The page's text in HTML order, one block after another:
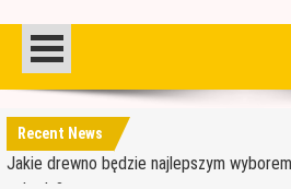
Recent News
Materiały budowlane potrzebne do
garażu
Czym jest papa i jak ją stosować?
Jakie drewno będzie najlepszym wyborem
schody?
Jak wybrać dobre drewno konstrukcyjne?